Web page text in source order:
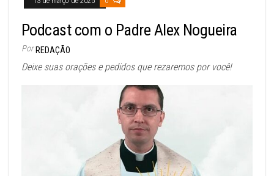
Podcast com o Padre Alex Nogueira
Por REDAÇÃO
Deixe suas orações e pedidos que rezaremos por você!